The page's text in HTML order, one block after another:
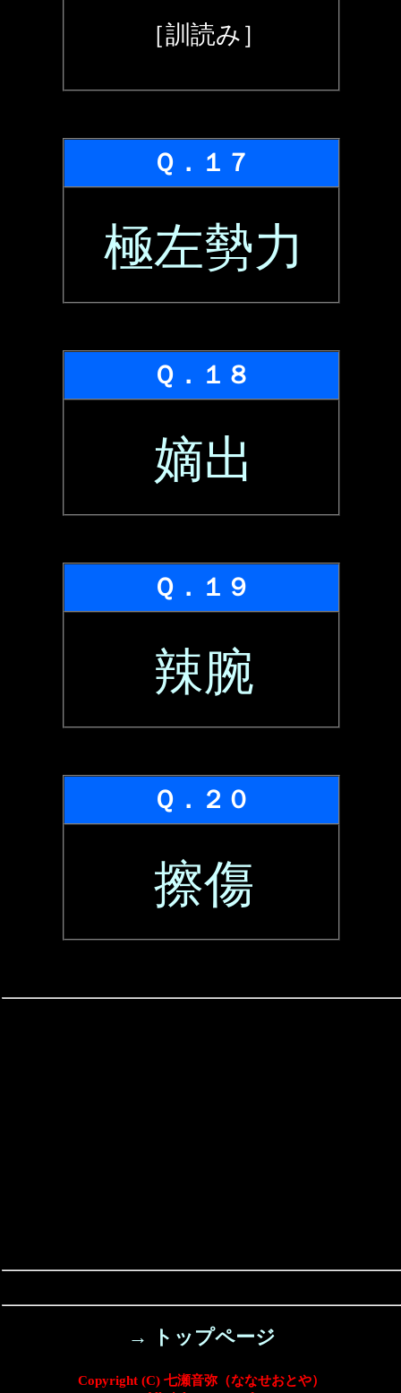
［訓読み］
Ｑ．１７
極左勢力
Ｑ．１８
嫡出
Ｑ．１９
辣腕
Ｑ．２０
擦傷
→ トップページ
Copyright (C) 七瀬音弥（ななせおとや）